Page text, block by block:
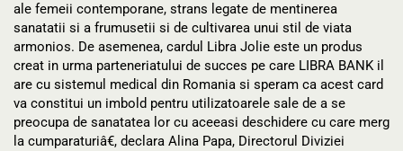
ale femeii contemporane, strans legate de mentinerea
sanatatii si a frumusetii si de cultivarea unui stil de viata
armonios. De asemenea, cardul Libra Jolie este un produs
creat in urma parteneriatului de succes pe care LIBRA BANK il
are cu sistemul medical din Romania si speram ca acest card
va constitui un imbold pentru utilizatoarele sale de a se
preocupa de sanatatea lor cu aceeasi deschidere cu care merg
la cumparaturiâ€, declara Alina Papa, Directorul Diviziei